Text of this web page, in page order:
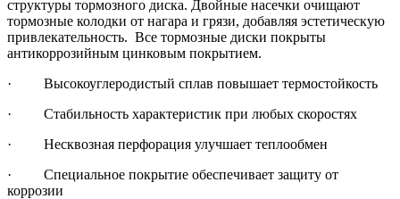
структуры тормозного диска. Двойные насечки очищают
тормозные колодки от нагара и грязи, добавляя эстетическую
привлекательность. Все тормозные диски покрыты
антикоррозийным цинковым покрытием.
· Высокоуглеродистый сплав повышает термостойкость
· Стабильность характеристик при любых скоростях
· Несквозная перфорация улучшает теплообмен
· Специальное покрытие обеспечивает защиту от
коррозии